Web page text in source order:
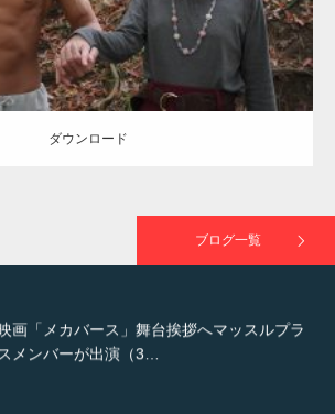
ダウンロード
ブログ一覧
NHK「所さん！事件ですよ」に取材されまし
た（6/8放送）
映画「メカバース」舞台挨拶へマッスルプラ
スメンバーが出演（3…